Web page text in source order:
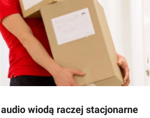
wiodą raczej stacjonarne